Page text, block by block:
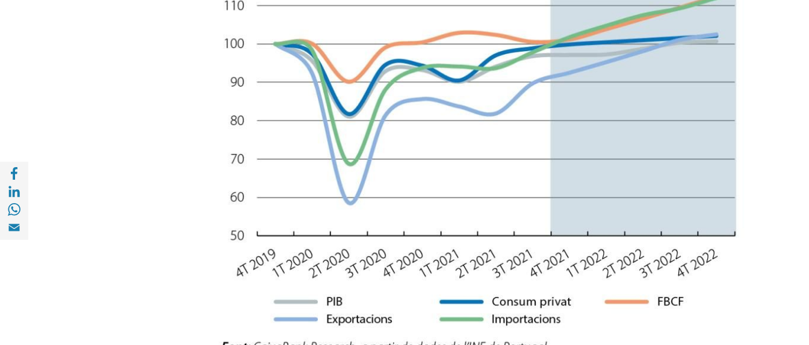
Compartir a Facebook (opens in a new window)
Compartir a with Whatsapp (opens in a new window)